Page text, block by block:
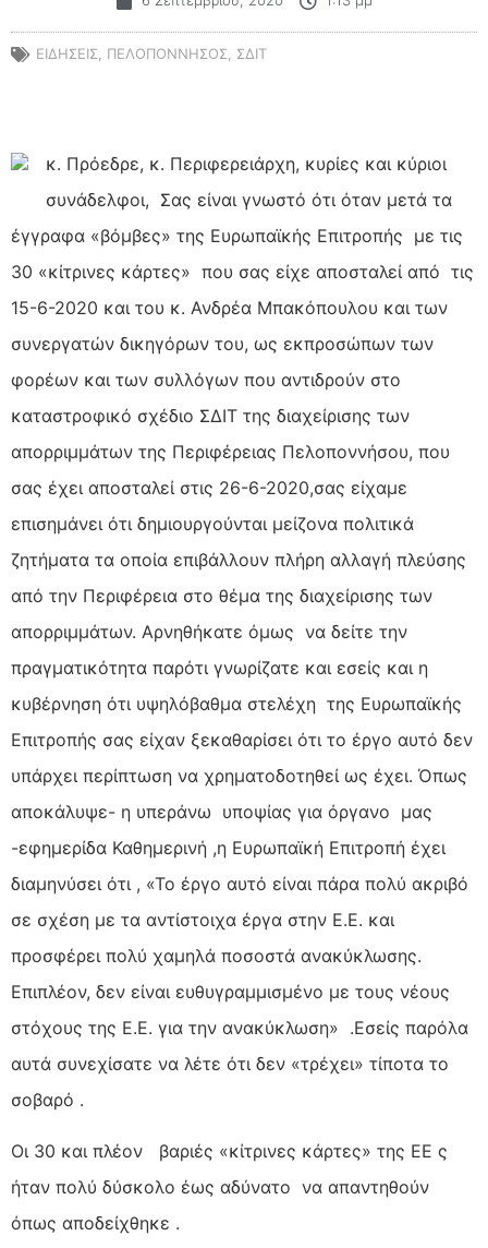
ΕΙΔΗΣΕΙΣ, ΠΕΛΟΠΟΝΝΗΣΟΣ, ΣΔΙΤ
κ. Πρόεδρε, κ. Περιφερειάρχη, κυρίες και κύριοι
συνάδελφοι, Σας είναι γνωστό ότι όταν μετά τα
έγγραφα «βόμβες» της Ευρωπαϊκής Επιτροπής με τις
30 «κίτρινες κάρτες» που σας είχε αποσταλεί από τις
15-6-2020 και του κ. Ανδρέα Μπακόπουλου και των
συνεργατών δικηγόρων του, ως εκπροσώπων των
φορέων και των συλλόγων που αντιδρούν στο
καταστροφικό σχέδιο ΣΔΙΤ της διαχείρισης των
απορριμμάτων της Περιφέρειας Πελοποννήσου, που
σας έχει αποσταλεί στις 26-6-2020,σας είχαμε
επισημάνει ότι δημιουργούνται μείζονα πολιτικά
ζητήματα τα οποία επιβάλλουν πλήρη αλλαγή πλεύσης
από την Περιφέρεια στο θέμα της διαχείρισης των
απορριμμάτων. Αρνηθήκατε όμως να δείτε την
πραγματικότητα παρότι γνωρίζατε και εσείς και η
κυβέρνηση ότι υψηλόβαθμα στελέχη της Ευρωπαϊκής
Επιτροπής σας είχαν ξεκαθαρίσει ότι το έργο αυτό δεν
υπάρχει περίπτωση να χρηματοδοτηθεί ως έχει. Όπως
αποκάλυψε- η υπεράνω υποψίας για όργανο μας
-εφημερίδα Καθημερινή ,η Ευρωπαϊκή Επιτροπή έχει
διαμηνύσει ότι , «Το έργο αυτό είναι πάρα πολύ ακριβό
σε σχέση με τα αντίστοιχα έργα στην Ε.Ε. και
προσφέρει πολύ χαμηλά ποσοστά ανακύκλωσης.
Επιπλέον, δεν είναι ευθυγραμμισμένο με τους νέους
στόχους της Ε.Ε. για την ανακύκλωση» .Εσείς παρόλα
αυτά συνεχίσατε να λέτε ότι δεν «τρέχει» τίποτα το
σοβαρό .
Οι 30 και πλέον βαριές «κίτρινες κάρτες» της ΕΕ ς
ήταν πολύ δύσκολο έως αδύνατο να απαντηθούν
όπως αποδείχθηκε .